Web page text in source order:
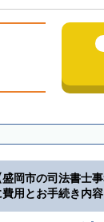
盛岡市の司法書士
費用とお手続き内